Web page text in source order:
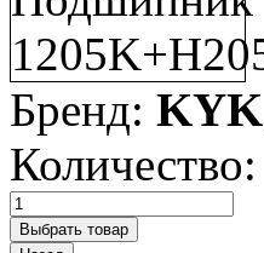
Бренд: KYK
Количество: